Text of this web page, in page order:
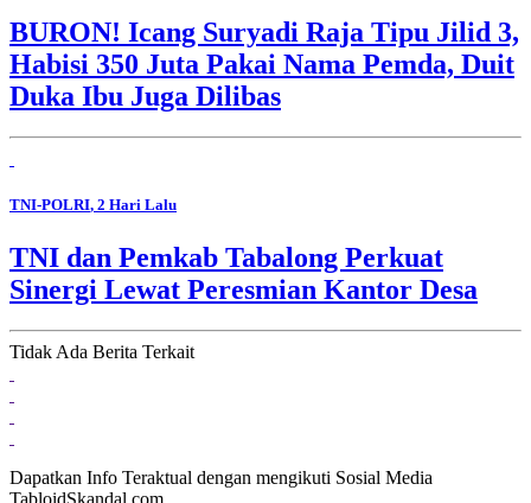
BURON! Icang Suryadi Raja Tipu Jilid 3,
Habisi 350 Juta Pakai Nama Pemda, Duit
Duka Ibu Juga Dilibas
TNI-POLRI, 2 Hari Lalu
TNI dan Pemkab Tabalong Perkuat
Sinergi Lewat Peresmian Kantor Desa
Tidak Ada Berita Terkait
Dapatkan Info Teraktual dengan mengikuti Sosial Media
TabloidSkandal.com